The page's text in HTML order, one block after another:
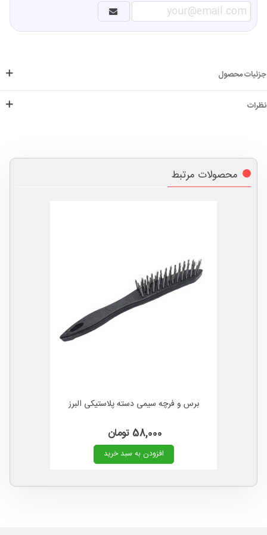
جزئیات محصول
نظرات
محصولات مرتبط
برس و فرچه سیمی دسته پلاستیکی البرز
58,000 تومان
افزودن به سبد خرید